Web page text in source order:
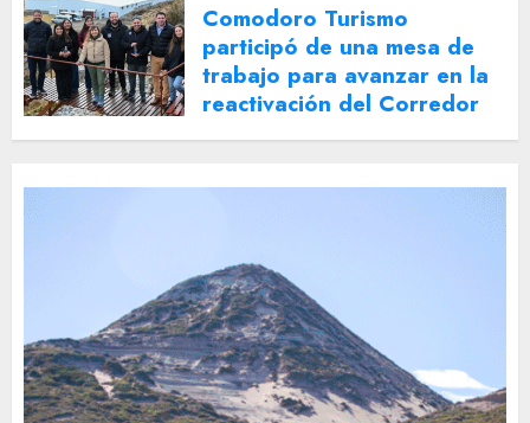
Comodoro Turismo
participó de una mesa de
trabajo para avanzar en la
reactivación del Corredor
Turístico Integrado